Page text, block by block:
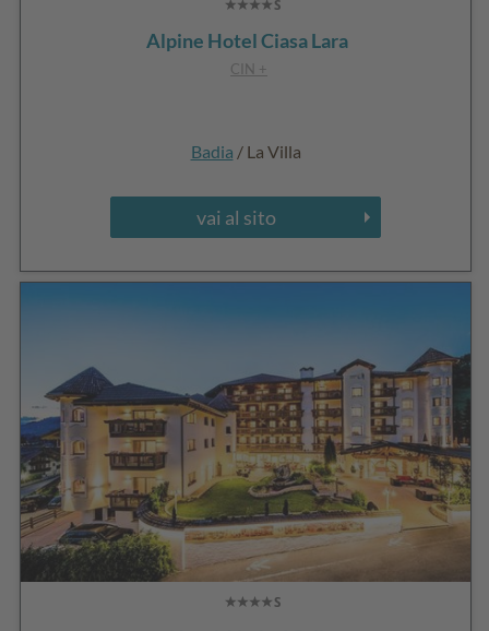
Alpine Hotel Ciasa Lara
CIN +
Badia / La Villa
vai al sito